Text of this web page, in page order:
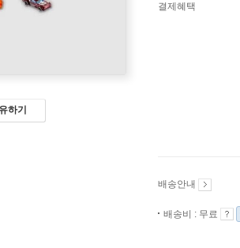
하기
결제혜택
배송안내
배송비 : 무료